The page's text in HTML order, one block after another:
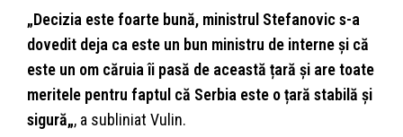
„Decizia este foarte bună, ministrul Stefanovic s-a
dovedit deja ca este un bun ministru de interne și că
este un om căruia îi pasă de această țară și are toate
meritele pentru faptul că Serbia este o țară stabilă și
sigură„, a subliniat Vulin.